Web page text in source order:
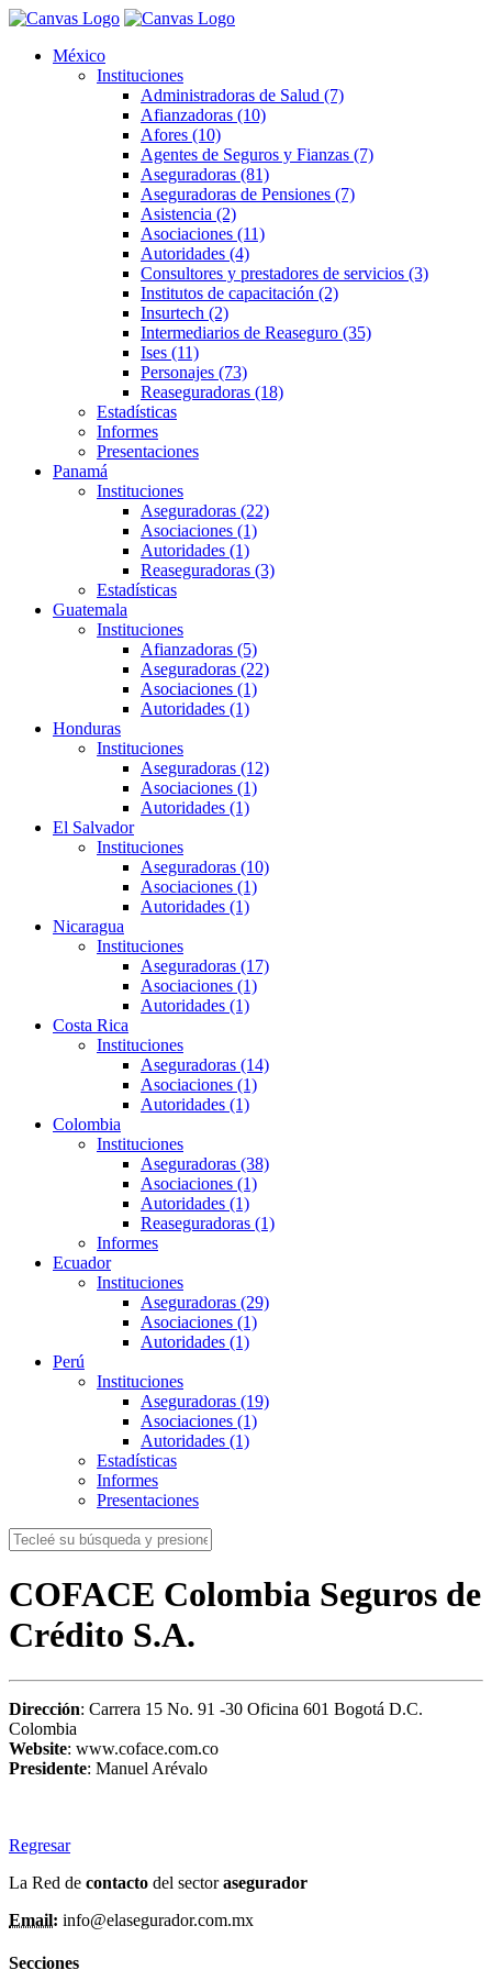
México
Instituciones
Administradoras de Salud (7)
Afianzadoras (10)
Afores (10)
Agentes de Seguros y Fianzas (7)
Aseguradoras (81)
Aseguradoras de Pensiones (7)
Asistencia (2)
Asociaciones (11)
Autoridades (4)
Consultores y prestadores de servicios (3)
Institutos de capacitación (2)
Insurtech (2)
Intermediarios de Reaseguro (35)
Ises (11)
Personajes (73)
Reaseguradoras (18)
Estadísticas
Informes
Presentaciones
Panamá
Instituciones
Aseguradoras (22)
Asociaciones (1)
Autoridades (1)
Reaseguradoras (3)
Estadísticas
Guatemala
Instituciones
Afianzadoras (5)
Aseguradoras (22)
Asociaciones (1)
Autoridades (1)
Honduras
Instituciones
Aseguradoras (12)
Asociaciones (1)
Autoridades (1)
El Salvador
Instituciones
Aseguradoras (10)
Asociaciones (1)
Autoridades (1)
Nicaragua
Instituciones
Aseguradoras (17)
Asociaciones (1)
Autoridades (1)
Costa Rica
Instituciones
Aseguradoras (14)
Asociaciones (1)
Autoridades (1)
Colombia
Instituciones
Aseguradoras (38)
Asociaciones (1)
Autoridades (1)
Reaseguradoras (1)
Informes
Ecuador
Instituciones
Aseguradoras (29)
Asociaciones (1)
Autoridades (1)
Perú
Instituciones
Aseguradoras (19)
Asociaciones (1)
Autoridades (1)
Estadísticas
Informes
Presentaciones
COFACE Colombia Seguros de
Crédito S.A.
Dirección: Carrera 15 No. 91 -30 Oficina 601 Bogotá D.C.
Colombia
Website: www.coface.com.co
Presidente: Manuel Arévalo
Regresar
La Red de contacto del sectorasegurador
Email: info@elasegurador.com.mx
Secciones